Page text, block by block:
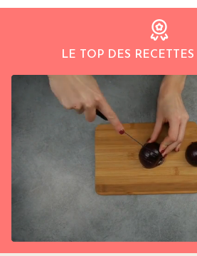
LE TOP DES